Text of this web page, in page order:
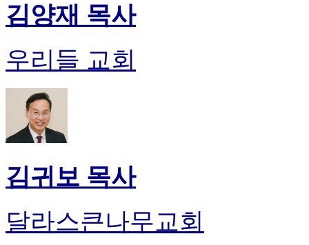
김양재 목사
우리들 교회
김귀보 목사
달라스큰나무교회